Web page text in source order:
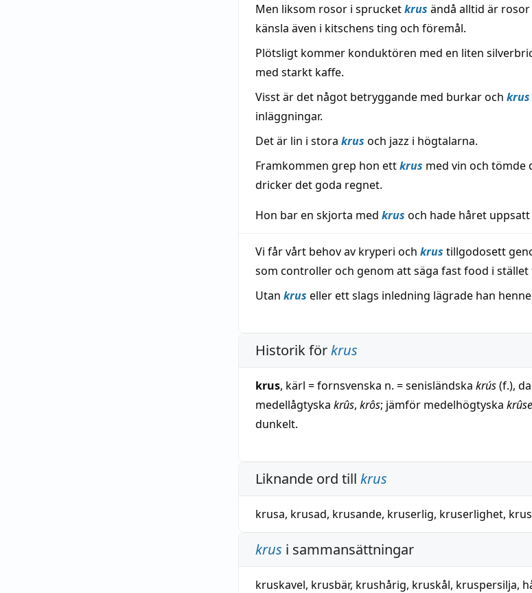
Men liksom rosor i sprucketkrus ändå alltid är
känsla även i kitschens ting och föremål.
Plötsligt kommer konduktören med en liten
med starkt kaffe.
Visst är det något betryggande med burkar och krus
inläggningar.
Det är lin i stora krus och jazz i högtalarna.
Framkommen grep hon ettkrus med vin och
dricker det goda regnet.
Hon bar en skjorta med krus och hade håret uppsatt
Vi får vårt behov av kryperi och krus tillgodosett
som controller och genom att säga fast food i
Utan krus eller ett slags inledning lägrade han
Historik förkrus
krus, kärl = fornsvenska n. = senisländska krús(f.),
medellågtyska krûs, krôs; jämför medelhögtyska krûse
dunkelt.
Liknande ord till krus
krusa, krusad, krusande, kruserlig, kruserlighet,
krus i sammansättningar
kruskavel, krusbär, krushårig, kruskål, kruspersilja,